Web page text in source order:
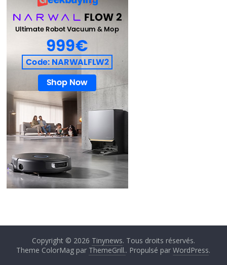
Copyright © 2026 Tinynews. Tous droits réservés.
Theme ColorMag par ThemeGrill.. Propulsé parWordPress.